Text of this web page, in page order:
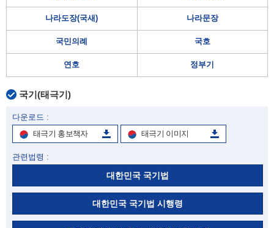
나라도장(국새) 나라문장
국민의례 국호
연호 정부기
국기(태극기)
다운로드 :
태극기 홍보책자
태극기 이미지
관련법령 :
대한민국 국기법
대한민국 국기법 시행령